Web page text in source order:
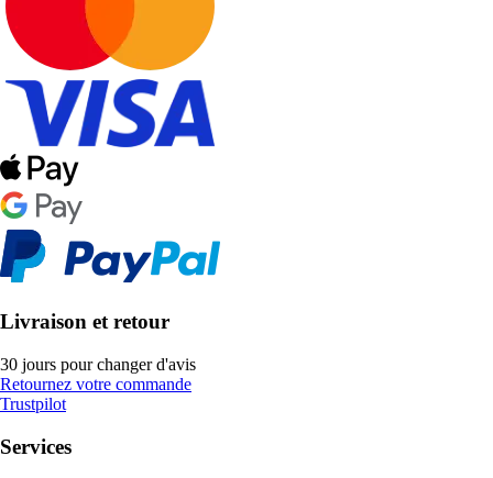
Livraison et retour
30 jours pour changer d'avis
Retournez votre commande
Trustpilot
Services